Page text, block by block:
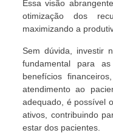
Essa visão
otimização dos
maximizando a
Sem dúvida, investir
fundamental para
benefícios
atendimento ao
adequado, é possível
ativos, contribuindo
estar dos pacientes.